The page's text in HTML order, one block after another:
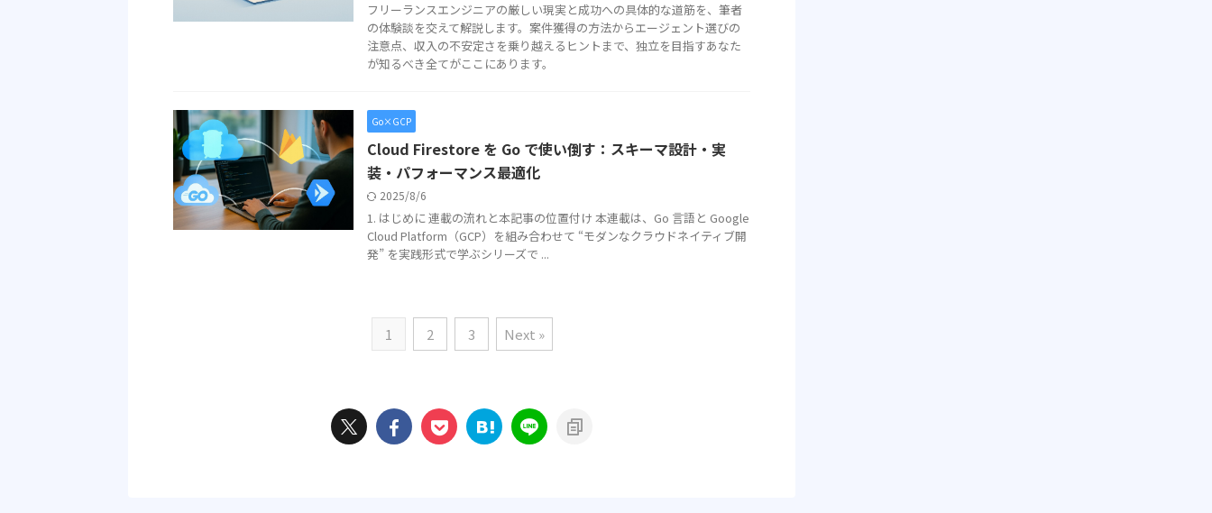
フリーランスエンジニアの厳しい現実と成功への具体的な道筋を、筆者
の体験談を交えて解説します。案件獲得の方法からエージェント選びの
注意点、収入の不安定さを乗り越えるヒントまで、独立を目指すあなた
が知るべき全てがここにあります。
Go×GCP
Cloud Firestore を Go で使い倒す：スキーマ設計・実
装・パフォーマンス最適化
2025/8/6
1. はじめに 連載の流れと本記事の位置付け 本連載は、Go 言語と Google
Cloud Platform（GCP）を組み合わせて “モダンなクラウドネイティブ開
発” を実践形式で学ぶシリーズで ...
1 2 3 Next »